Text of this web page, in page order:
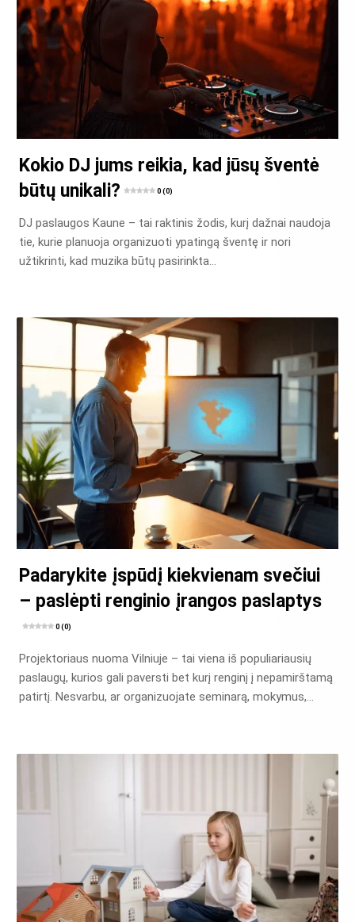
Kokio DJ jums reikia, kad jūsų šventė
būtų unikali?
0 (0)
DJ paslaugos Kaune – tai raktinis žodis, kurį dažnai naudoja
tie, kurie planuoja organizuoti ypatingą šventę ir nori
užtikrinti, kad muzika būtų pasirinkta…
Padarykite įspūdį kiekvienam svečiui
– paslėpti renginio įrangos paslaptys
0 (0)
Projektoriaus nuoma Vilniuje – tai viena iš populiariausių
paslaugų, kurios gali paversti bet kurį renginį į nepamirštamą
patirtį. Nesvarbu, ar organizuojate seminarą, mokymus,…